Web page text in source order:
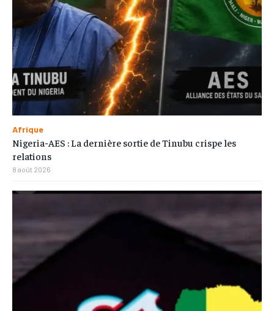
Afrique
Nigeria-AES : La dernière sortie de Tinubu crispe les
relations
8 août 2026